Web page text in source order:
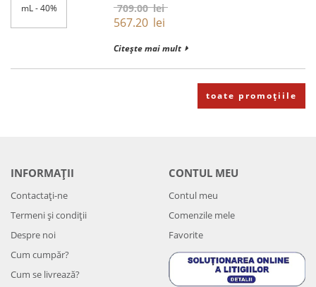
709.00lei
567.20 lei
Citește mai mult
toate promoțiile
INFORMAȚII
Contactați-ne
Termeni și condiții
Despre noi
Cum cumpăr?
Cum se livrează?
CONTUL MEU
Contul meu
Comenzile mele
Favorite